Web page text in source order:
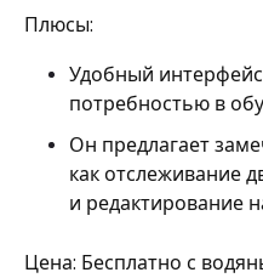
Плюсы:
Удобный
потребностью в
Он предлагает
как отслеживание
и редактирование
Цена: Бесплатно с